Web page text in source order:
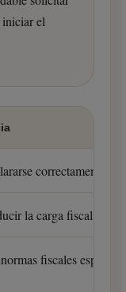
iniciar el
correctamente.
la carga fiscal.
fiscales